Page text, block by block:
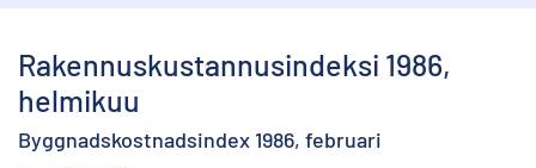
Rakennuskustannusindeksi 1986,
helmikuu
Byggnadskostnadsindex 1986, februari